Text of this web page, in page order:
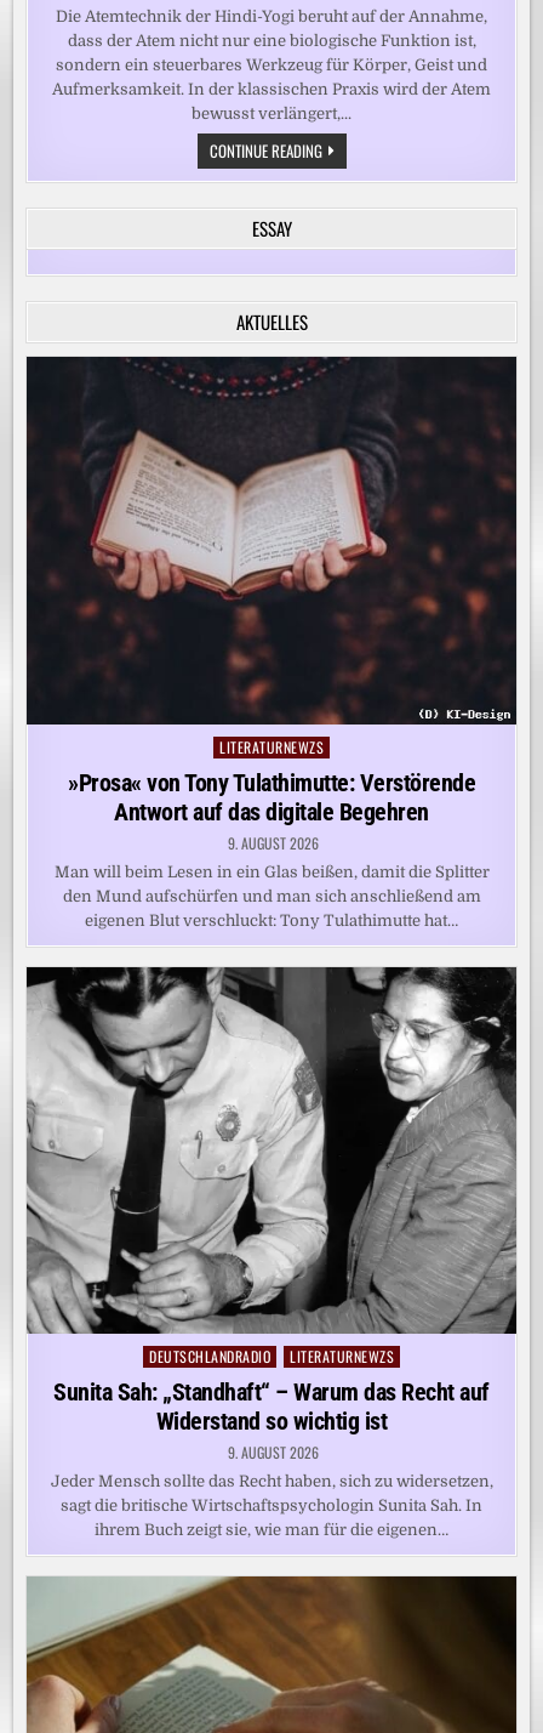
Die Atemtechnik der Hindi-Yogi beruht auf der Annahme,
dass der Atem nicht nur eine biologische Funktion ist,
sondern ein steuerbares Werkzeug für Körper, Geist und
Aufmerksamkeit. In der klassischen Praxis wird der Atem
bewusst verlängert,...
CONTINUE READINGATEM
ALS
SCHLÜSSEL:
TECHNIKEN
KÖRPER,
UND
RUHE
ESSAY
AKTUELLES
Posted
LITERATURNEWZS
»Prosa« von Tony Tulathimutte: Verstörende
Antwort auf das digitale Begehren
9. AUGUST 2026
Man will beim Lesen in ein Glas beißen, damit die Splitter
den Mund aufschürfen und man sich anschließend am
eigenen Blut verschluckt: Tony Tulathimutte hat…
Posted
in
DEUTSCHLANDRADIO LITERATURNEWZS
Sunita Sah: „Standhaft“ – Warum das Recht auf
Widerstand so wichtig ist
9. AUGUST 2026
Jeder Mensch sollte das Recht haben, sich zu widersetzen,
sagt die britische Wirtschaftspsychologin Sunita Sah. In
ihrem Buch zeigt sie, wie man für die eigenen…